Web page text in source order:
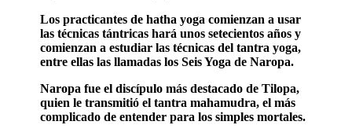
Los practicantes de hatha yoga comienzan a usar
las técnicas tántricas hará unos setecientos años y
comienzan a estudiar las técnicas del tantra yoga,
entre ellas las llamadas los Seis Yoga de Naropa.
Naropa fue el discípulo más destacado de Tilopa,
quien le transmitió el tantra mahamudra, el más
complicado de entender para los simples mortales.